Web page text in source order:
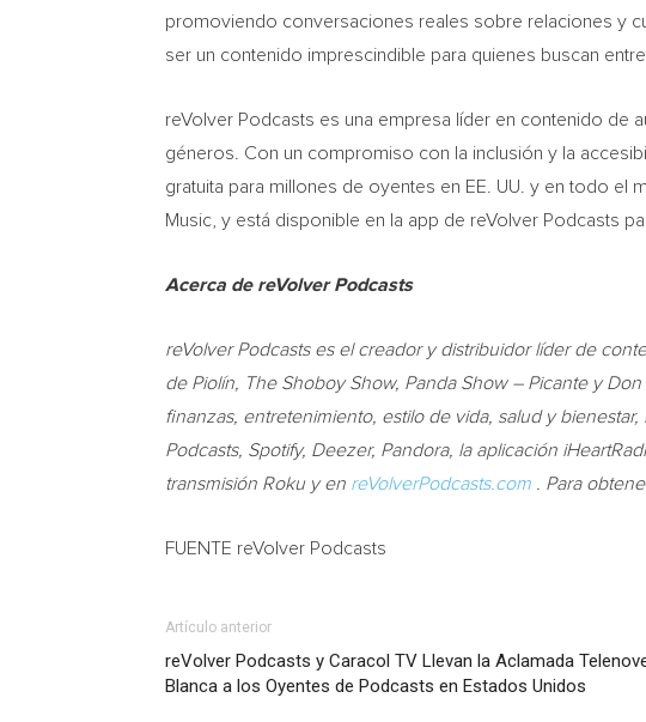
promoviendo conversaciones reales sobre relaciones y
ser un contenido imprescindible para quienes buscan
reVolver Podcasts es una empresa líder en contenido
géneros. Con un compromiso con la inclusión y la
gratuita para millones de oyentes en EE. UU. y en todo el
Music, y está disponible en la app de reVolver Podcasts
Acerca de reVolver Podcasts
reVolver Podcasts es el creador y distribuidor líder de
de Piolín, The Shoboy Show, Panda Show – Picante yDon
finanzas, entretenimiento, estilo de vida, salud y
Podcasts, Spotify, Deezer, Pandora, la aplicación
transmisión Roku y en reVolverPodcasts.com . Para
FUENTE reVolver Podcasts
Artículo anterior
reVolver Podcasts y Caracol TV Llevan la Aclamada
Blanca a los Oyentes de Podcasts en Estados Unidos